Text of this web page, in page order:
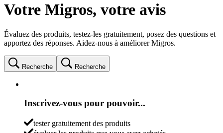
Votre Migros, votre avis
Évaluez des produits, testez-les gratuitement, posez des questions et
apportez des réponses. Aidez-nous à améliorer Migros.
Recherche Recherche
Inscrivez-vous pour pouvoir...
tester gratuitement des produits